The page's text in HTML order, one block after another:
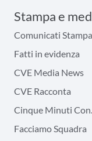
Stampa e
Comunicati Stampa
Fatti in evidenza
CVE Media News
CVE Racconta
Cinque Minuti
Facciamo Squadra